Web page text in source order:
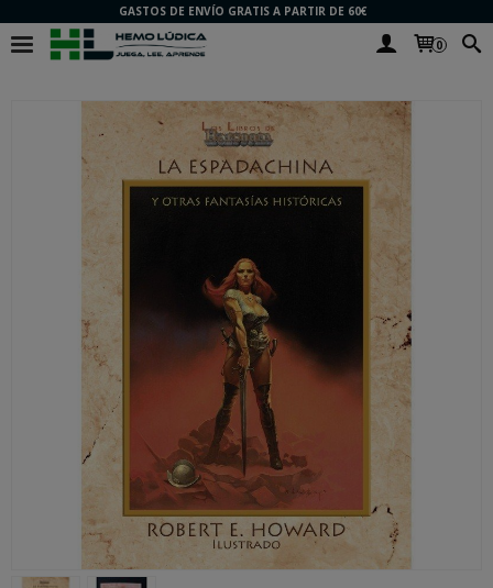
GASTOS DE ENVÍO GRATIS A PARTIR DE 60€
0